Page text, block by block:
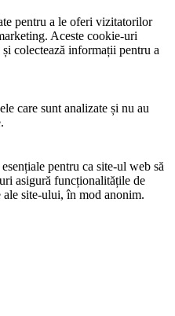
pentru a le oferi vizitatorilor
Aceste cookie-uri
colectează informații pentru a
care sunt analizate și nu au
pentru ca site-ul web să
asigură funcționalitățile de
ale site-ului, în mod anonim.